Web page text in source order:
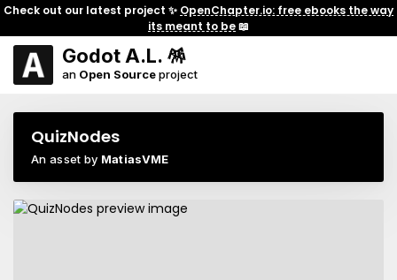
Check out our latest project ✨ OpenChapter.io: free ebooks the way
its meant to be📖
Godot A.L. 🪅
an Open Sourceproject
QuizNodes
An asset by MatiasVME